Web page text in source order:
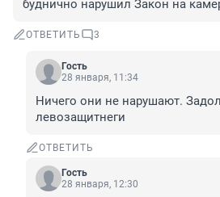
буднично нарушил Закон на
ОТВЕТИТЬ 3
Гость
28 января, 11:34
Ничего они не нарушают.
левозащитнеги
ОТВЕТИТЬ
Гость
28 января, 12:30